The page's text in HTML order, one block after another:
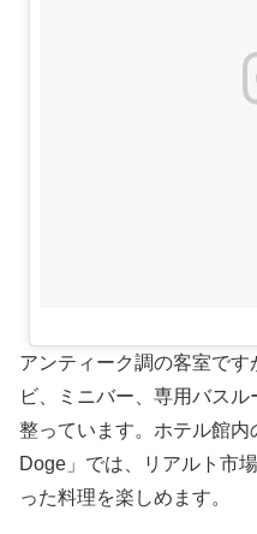
アンティーク調の客室で
ビ、ミニバー、専用バス
整っています。ホテル館内
Doge」では、リアルト市
った料理を楽しめます。